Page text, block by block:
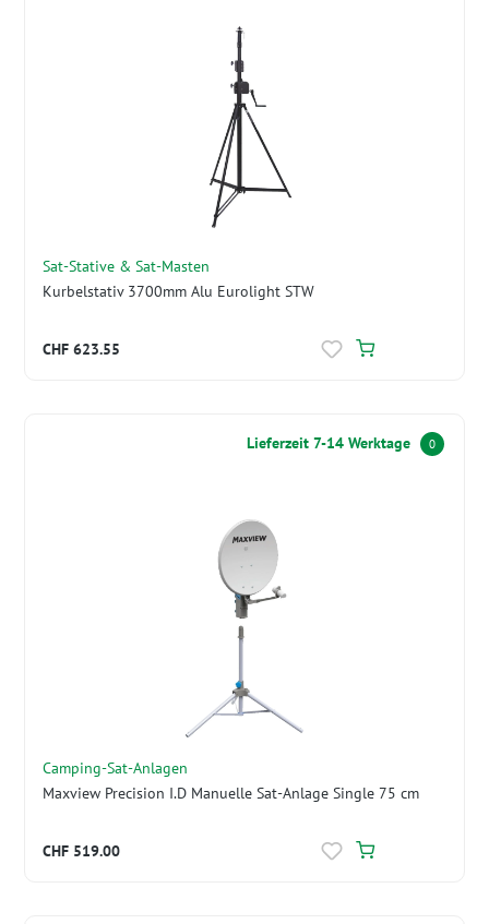
Sat-Stative & Sat-Masten
Kurbelstativ 3700mm Alu Eurolight STW
CHF 623.55
Lieferzeit 7-14 Werktage 0
Camping-Sat-Anlagen
Maxview Precision I.D Manuelle Sat-Anlage Single 75 cm
CHF 519.00